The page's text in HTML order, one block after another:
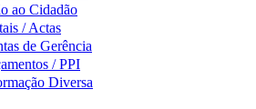
ao Cidadão
/ Actas
de Gerência
/ PPI
Diversa